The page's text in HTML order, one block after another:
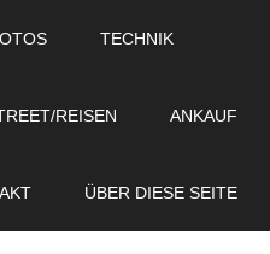
TECHNIK
REISEN ANKAUF
ÜBER DIESE SEITE